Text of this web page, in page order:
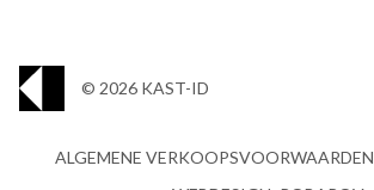
© 2026 KAST-ID
ALGEMENE VERKOOPSVOORWAARDEN